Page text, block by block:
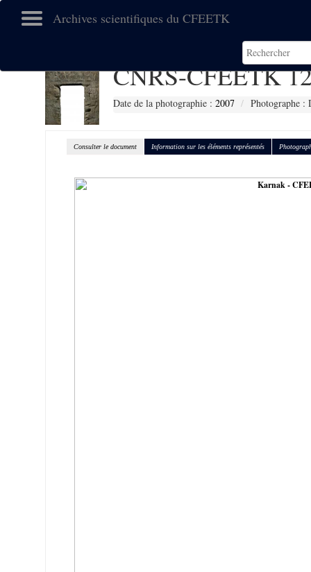
Archives scientifiques du CFEETK
CNRS-CFEETK
Date de la photographie : 2007 Photographe
Consulter le document Information sur les éléments représentés